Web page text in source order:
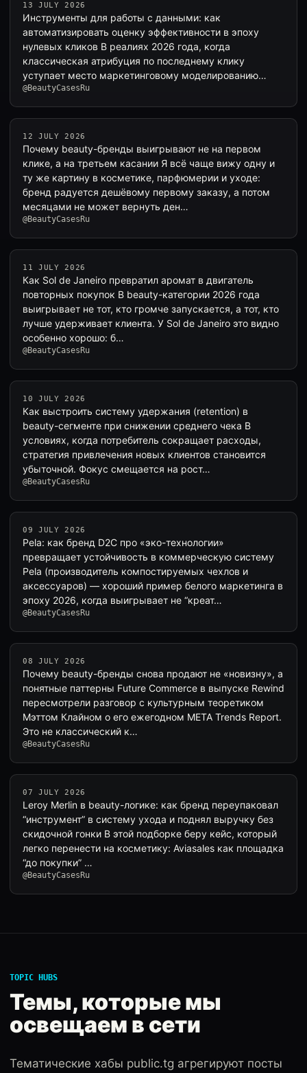
13 JULY 2026
Инструменты для работы с данными: как
автоматизировать оценку эффективности в эпоху
нулевых кликов В реалиях 2026 года, когда
классическая атрибуция по последнему клику
уступает место маркетинговому моделированию
(МММ) и…
@BeautyCasesRu
12 JULY 2026
Почему beauty-бренды выигрывают не на первом
клике, а на третьем касании Я всё чаще вижу одну и
ту же картину в косметике, парфюмерии и уходе:
бренд радуется дешёвому первому заказу, а потом
месяцами не может вернуть ден…
@BeautyCasesRu
11 JULY 2026
Как Sol de Janeiro превратил аромат в двигатель
повторных покупок В beauty-категории 2026 года
выигрывает не тот, кто громче запускается, а тот, кто
лучше удерживает клиента. У Sol de Janeiro это видно
особенно хорошо: б…
@BeautyCasesRu
10 JULY 2026
Как выстроить систему удержания (retention) в
beauty-сегменте при снижении среднего чека В
условиях, когда потребитель сокращает расходы,
стратегия привлечения новых клиентов становится
убыточной. Фокус смещается на рост…
@BeautyCasesRu
09 JULY 2026
Pela: как бренд D2C про «эко-технологии»
превращает устойчивость в коммерческую систему
Pela (производитель компостируемых чехлов и
аксессуаров) — хороший пример белого маркетинга в
эпоху 2026, когда выигрывает не “креат…
@BeautyCasesRu
08 JULY 2026
Почему beauty-бренды снова продают не «новизну», а
понятные паттерны Future Commerce в выпуске Rewind
пересмотрели разговор с культурным теоретиком
Мэттом Клайном о его ежегодном META Trends Report.
Это не классический к…
@BeautyCasesRu
07 JULY 2026
Leroy Merlin в beauty-логике: как бренд переупаковал
“инструмент” в систему ухода и поднял выручку без
скидочной гонки В этой подборке беру кейс, который
легко перенести на косметику: Aviasales как площадка
“до покупки” …
@BeautyCasesRu
TOPIC HUBS
Темы, которые мы
освещаем в сети
Тематические хабы public.tg агрегируют посты